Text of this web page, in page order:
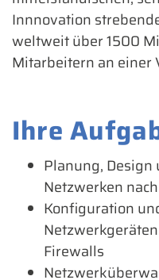
Innnovation
weltweit über 1500
Mitarbeitern an einer
Ihre
Planung,
Netzwerken
Konfiguration
Firewalls